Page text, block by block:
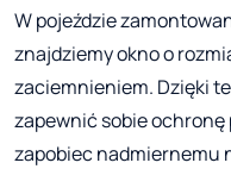
W pojeździe
znajdziemy okno o
zaciemnieniem. Dzięki
zapewnić sobie ochronę
zapobiec nadmiernemu